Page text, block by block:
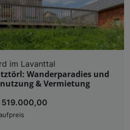
im Lavanttal
Wanderparadies und
& Vermietung
519.000,00